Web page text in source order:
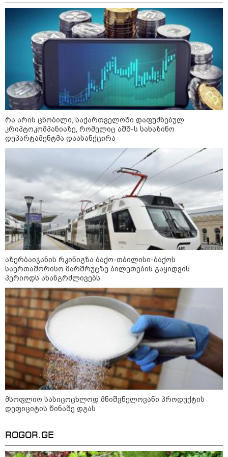
დაკავშირებით ირაკლი
კობახიძის განცხადებას?
კატეგორიის ყველა სიახლე
რა არის ცნობილი,
საქართველოში დაფუძნებულ
კრიპტოკომპანიაზე, რომელიც
აშშ-ს სახაზინო დეპარტამენტმა
დაასანქცირა
აზერბაიჯანის რკინიგზა ბაქო-
თბილისი-ბაქოს საერთაშორისო
მარშრუტზე ბილეთების გაყიდვის
პერიოდს ახანგრძლივებს
მსოფლიო სასიცოცხლოდ
მნიშვნელოვანი პროდუქტის
კონფლიქტები
რა არის ცნობილი, საქართველოში დაფუძნებულ
კრიპტოკომპანიაზე, რომელიც აშშ-ს სახაზინო
დეპარტამენტმა დაასანქცირა
აზერბაიჯანის რკინიგზა ბაქო-თბილისი-ბაქოს
საერთაშორისო მარშრუტზე ბილეთების გაყიდვის
პერიოდს ახანგრძლივებს
მსოფლიო სასიცოცხლოდ მნიშვნელოვანი პროდუქტის
დეფიციტის წინაშე დგას
ROGOR.GE